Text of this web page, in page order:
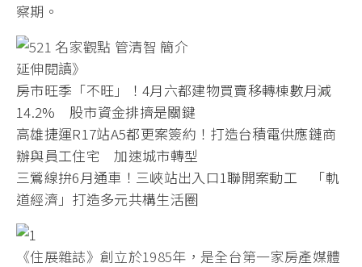
察期。
延伸閱讀》
房市旺季「不旺」！4月六都建物買賣移轉棟數月減
14.2% 股市資金排擠是關鍵
高雄捷運R17站A5都更案簽約！打造台積電供應鏈商
辦與員工住宅 加速城市轉型
三鶯線拚6月通車！三峽站出入口1聯開案動工 「軌
道經濟」打造多元共構生活圈
《住展雜誌》創立於1985年，是全台第一家房產媒體